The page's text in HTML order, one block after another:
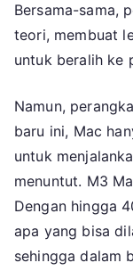
Bersama-sama,
teori, membuat
untuk beralih ke
Namun,
baru ini, Mac
untuk
menuntut. M3
Dengan hingga
apa yang bisa
sehingga dalam